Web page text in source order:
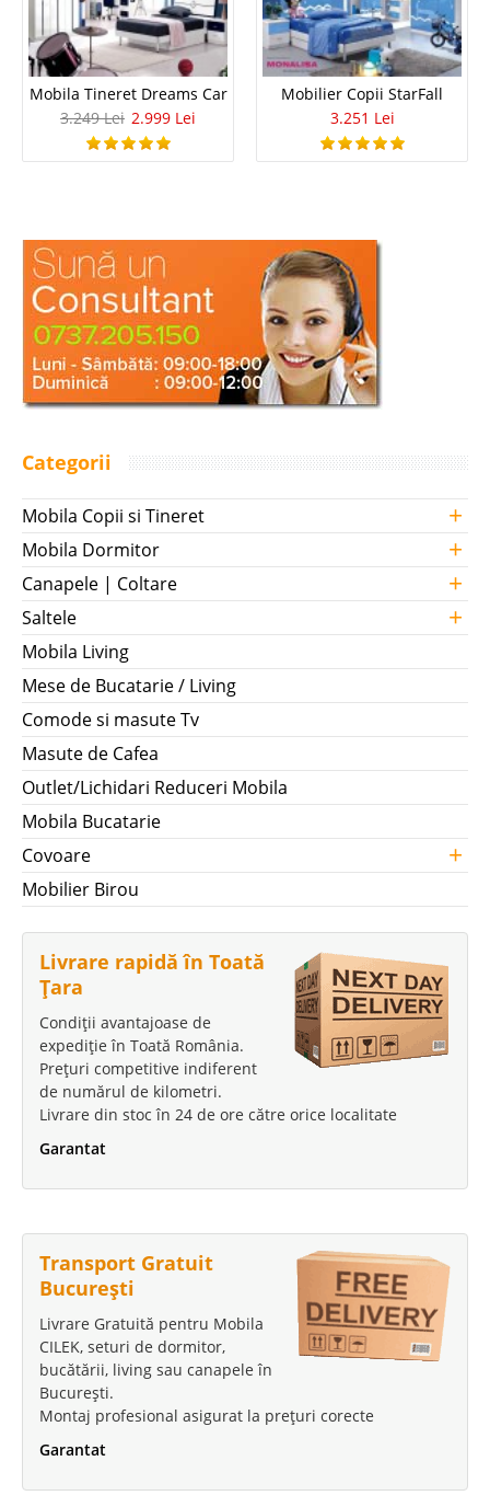
Mobila Tineret Dreams Car
3.249 Lei 2.999 Lei
Mobilier Copii StarFall
3.251 Lei
Categorii
Mobila Copii si Tineret +
Mobila Dormitor +
Canapele | Coltare +
Saltele +
Mobila Living
Mese de Bucatarie / Living
Comode si masute Tv
Masute de Cafea
Outlet/Lichidari Reduceri Mobila
Mobila Bucatarie
Covoare
+
Mobilier Birou
Livrare rapidă în Toată
Țara
Condiții avantajoase de
expediție în Toată România.
Prețuri competitive indiferent
de numărul de kilometri.
Livrare din stoc în 24 de ore către orice localitate
Garantat
Transport Gratuit
București
Livrare Gratuită pentru Mobila
CILEK, seturi de dormitor,
bucătării, living sau canapele în
București.
Montaj profesional asigurat la prețuri corecte
Garantat